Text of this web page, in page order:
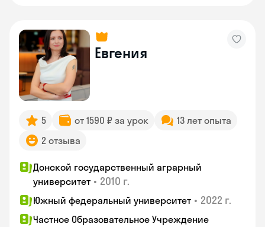
Евгения
5 от 1590 ₽ за урок
13 лет опыта
2 отзыва
Донской государственный аграрный
университет • 2010 г.
Южный федеральный университет • 2022 г.
Частное Образовательное Учреждение